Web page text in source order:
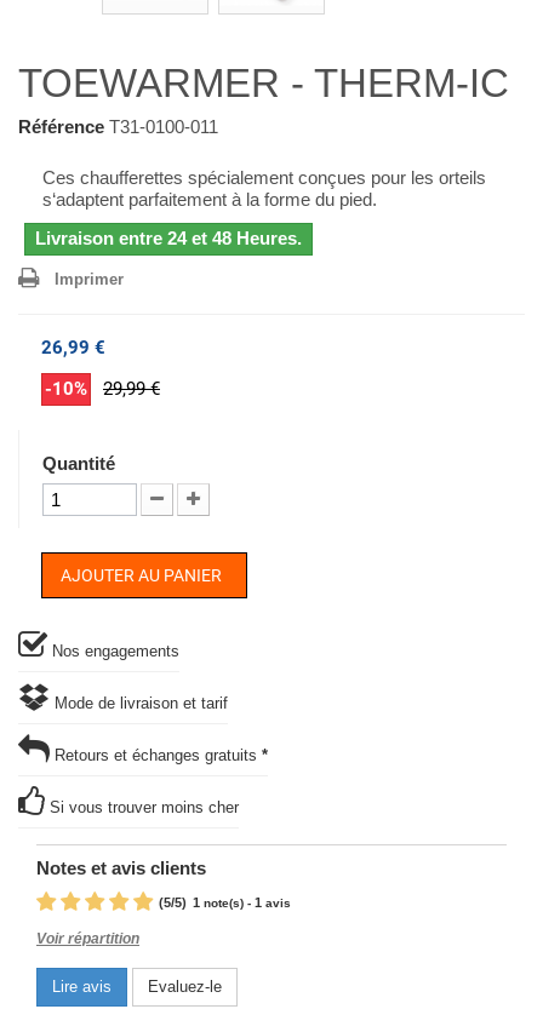
TOEWARMER - THERM-IC
Référence T31-0100-011
Ces chaufferettes spécialement conçues pour les orteils
s‘adaptent parfaitement à la forme du pied.
Livraison entre 24 et 48 Heures.
Imprimer
26,99 €
-10%
29,99 €
Quantité
AJOUTER AU PANIER
Nos engagements
Mode de livraison et tarif
Retours et échanges gratuits *
Si vous trouver moins cher
Notes et avis clients
(5/5) 1 note(s) - 1 avis
Voir répartition
Lire avis Evaluez-le